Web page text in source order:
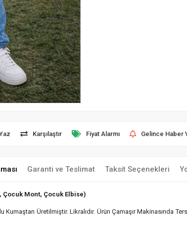
Karşılaştır Fiyat Alarmı Gelince Haber
Garanti ve Teslimat Taksit Seçenekleri
Çocuk Mont, Çocuk Elbise)
Üretilmiştir. Likralıdır. Ürün Çamaşır Makinasında